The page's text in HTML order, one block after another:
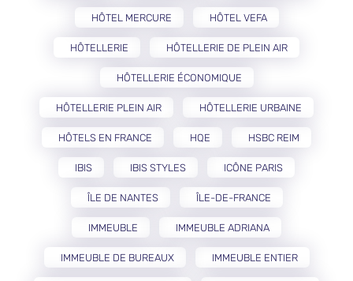
HÔTEL MERCURE HÔTEL VEFA
HÔTELLERIE HÔTELLERIE DE PLEIN AIR
HÔTELLERIE ÉCONOMIQUE
HÔTELLERIE PLEIN AIR HÔTELLERIE URBAINE
HÔTELS EN FRANCE HQE HSBC REIM
IBIS IBIS STYLES ICÔNE PARIS
ÎLE DE NANTES ÎLE-DE-FRANCE
IMMEUBLE IMMEUBLE ADRIANA
IMMEUBLE DE BUREAUX IMMEUBLE ENTIER